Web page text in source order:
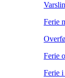
Ferie
Ferie
Ferie i